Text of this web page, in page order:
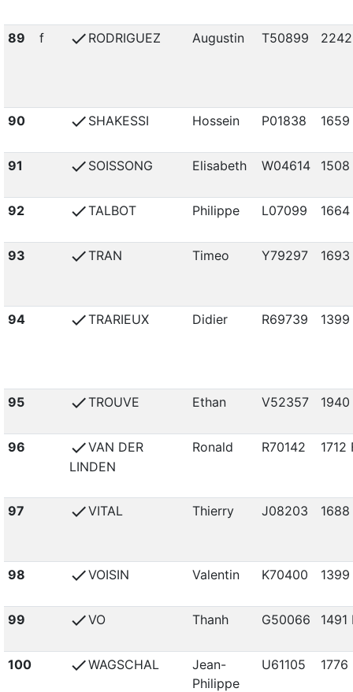
89 f check RODRIGUEZ Augustin T50899
90 check SHAKESSI Hossein P01838 1659
91 check SOISSONG Elisabeth W04614 1508
92 checkTALBOT Philippe L07099 1664
93 checkTRAN Timeo Y79297 1693
94 checkTRARIEUX Didier R69739 1399
95 checkTROUVE Ethan V52357 1940
96 checkVAN DER
LINDEN
Ronald R70142 1712
97 checkVITAL Thierry J08203 1688
98 checkVOISIN Valentin K70400 1399
99 checkVO Thanh G50066 1491
100 checkWAGSCHAL
Jean-
Philippe
U61105 1776